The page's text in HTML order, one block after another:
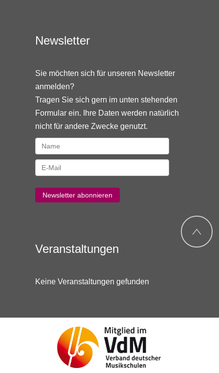
Newsletter
Sie möchten sich für unseren Newsletter
anmelden?
Tragen Sie sich gern im unten stehenden
Formular ein. Ihre Daten werden natürlich
nicht für andere Zwecke genutzt.
Veranstaltungen
Keine Veranstaltungen gefunden